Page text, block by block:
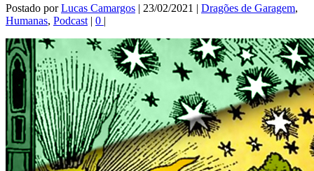
Postado porLucas Camargos | 23/02/2021 | Dragões de Garagem,
Humanas, Podcast | 0 |